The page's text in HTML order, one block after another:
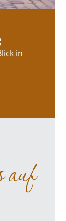
auf
in